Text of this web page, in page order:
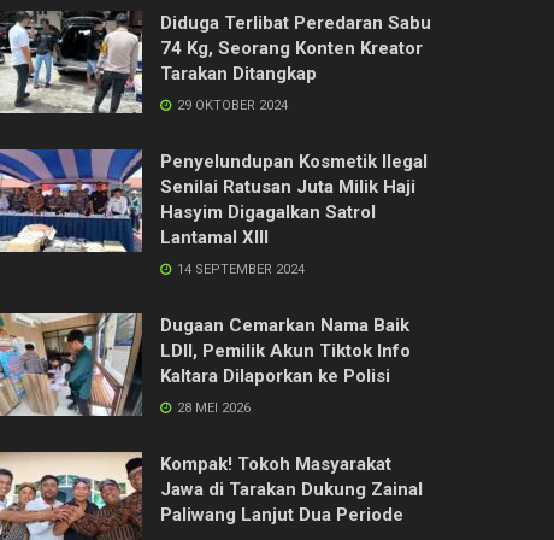
Diduga Terlibat Peredaran Sabu
74 Kg, Seorang Konten Kreator
Tarakan Ditangkap
29 OKTOBER 2024
Penyelundupan Kosmetik Ilegal
Senilai Ratusan Juta Milik Haji
Hasyim Digagalkan Satrol
Lantamal XIII
14 SEPTEMBER 2024
Dugaan Cemarkan Nama Baik
LDII, Pemilik Akun Tiktok Info
Kaltara Dilaporkan ke Polisi
28 MEI 2026
Kompak! Tokoh Masyarakat
Jawa di Tarakan Dukung Zainal
Paliwang Lanjut Dua Periode